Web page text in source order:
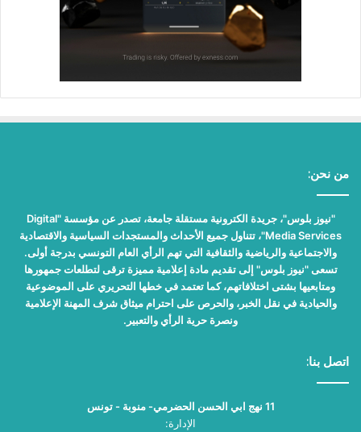
من نحن:
"نيوز بلوس"، جريدة الكترونية مستقلة جامعة، تصدر عن مؤسسة "Digital
Media Services"، تتناول جميع الأحداث والمستجدات السياسية والاقتصادية
والاجتماعية والرياضية والثقافية التي تهم الرأي العام التونسي بدرجة أولى.
تسعى "نيوز بلوس" إلى تقديم مادة إعلامية مميزة ترقى لتطلعات جمهورها
ومتابعيها بشتى اختلافاتهم، كما تعتمد في خطها التحريري على الموضوعية
والحيادية في نقل الخبر، والحرص على احترام ميثاق شرف المهنة الإعلامية
ونصرة حرية الرأي والتعبير.
اتصل بنا:
11 نهج ابي الحسن الحضرمي- منوبة - تونس
الإدارة: